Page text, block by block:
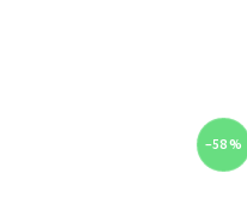
–58 %